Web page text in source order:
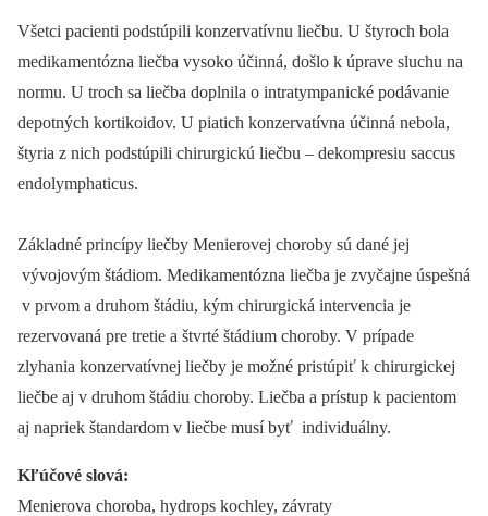
Všetci pacienti podstúpili konzervatívnu liečbu. U štyroch bola
medikamentózna liečba vysoko účinná, došlo k úprave sluchu na
normu. U troch sa liečba doplnila o intratympanické podávanie
depotných kortikoidov. U piatich konzervatívna účinná nebola,
štyria z nich podstúpili chirurgickú liečbu –⁠ dekompresiu saccus
endolymphaticus.
Základné princípy liečby Menierovej choroby sú dané jej
vývojovým štádiom. Medikamentózna liečba je zvyčajne úspešná
v prvom a druhom štádiu, kým chirurgická intervencia je
rezervovaná pre tretie a štvrté štádium choroby. V prípade
zlyhania konzervatívnej liečby je možné pristúpiť k chirurgickej
liečbe aj v druhom štádiu choroby. Liečba a prístup k pacientom
aj napriek štandardom v liečbe musí byť individuálny.
Kľúčové slová:
Menierova choroba, hydrops kochley, závraty